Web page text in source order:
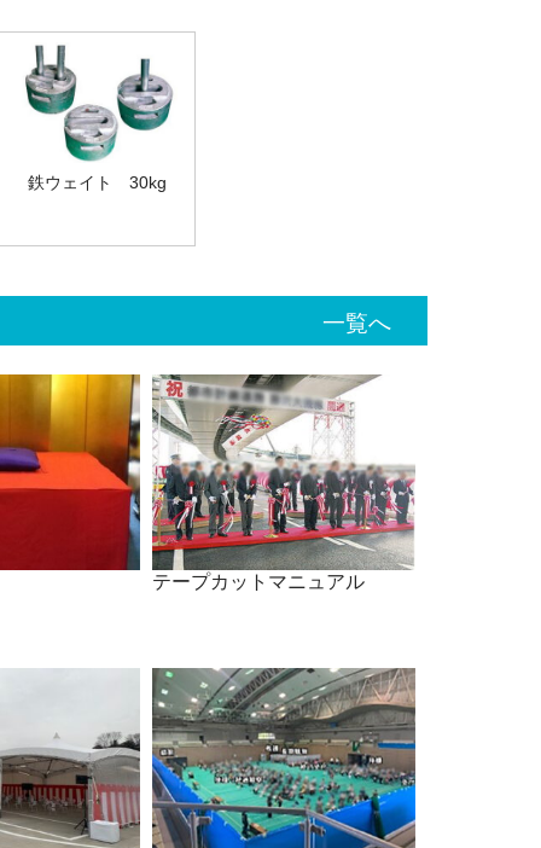
鉄ウェイト 30kg
一覧へ
テープカットマニュアル